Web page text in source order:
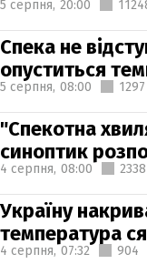
5 серпня, 20:00
Спека не
опуститься
5 серпня, 08:00 1297
"Спекотна
синоптик
4 серпня, 08:00 2338
Україну
температура
4 серпня, 07:32 904